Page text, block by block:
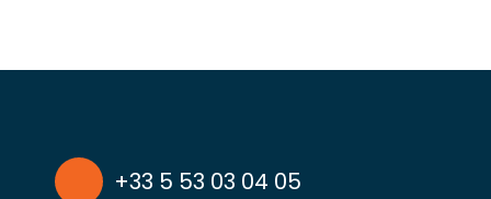
+33 5 53 03 04 05